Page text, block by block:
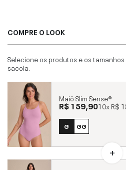
COMPRE O LOOK
Selecione os produtos e os
sacola.
Maiô Slim Sense®
R$ 159,9010xR$
G GG